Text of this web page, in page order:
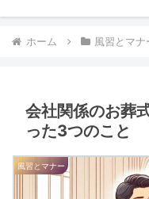
ホーム 風習とマナ
会社関係のお葬
った3つのこと
風習とマナー